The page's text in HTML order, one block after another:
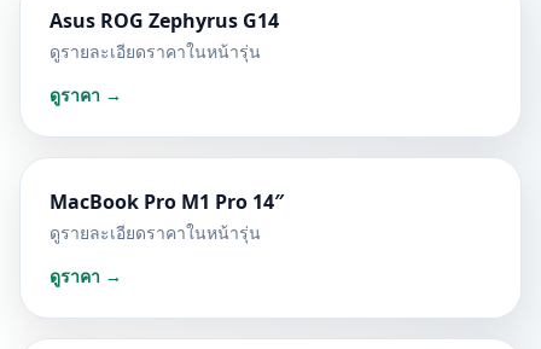
Asus ROG Zephyrus G14
ดูรายละเอียดราคาในหน้ารุ่น
ดูราคา →
MacBook Pro M1 Pro 14″
ดูรายละเอียดราคาในหน้ารุ่น
ดูราคา →